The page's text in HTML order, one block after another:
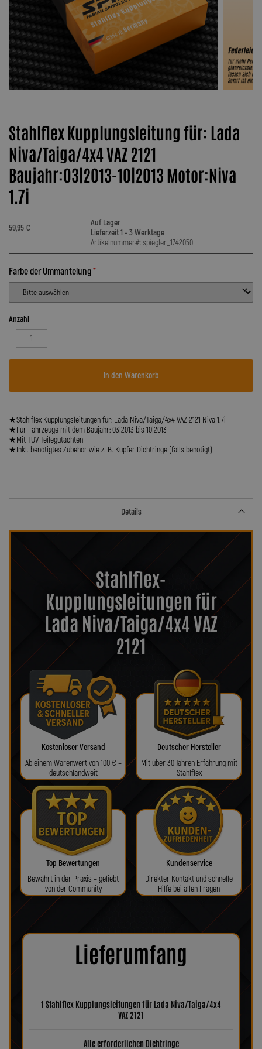
Stahlflex Kupplungsleitung für: Lada
Niva/Taiga/4x4 VAZ 2121
Baujahr:03|2013-10|2013 Motor:Niva
1.7i
59,95 €
Auf Lager
Lieferzeit 1 - 3 Werktage
Artikelnummer#: spiegler_1742050
Farbe der Ummantelung
Anzahl
In den Warenkorb
★Stahlflex Kupplungsleitungen für: Lada Niva/Taiga/4x4 VAZ 2121 Niva 1.7i
★Für Fahrzeuge mit dem Baujahr: 03|2013 bis 10|2013
★Mit TÜV Teilegutachten
★Inkl. benötigtes Zubehör wie z. B. Kupfer Dichtringe (falls benötigt)
Details
Stahlflex-
Kupplungsleitungen für
Lada Niva/Taiga/4x4 VAZ
2121
Kostenloser Versand
Ab einem Warenwert von 100 € –
deutschlandweit
Deutscher Hersteller
Mit über 30 Jahren Erfahrung mit
Stahlflex
Top Bewertungen
Bewährt in der Praxis – geliebt
von der Community
Kundenservice
Direkter Kontakt und schnelle
Hilfe bei allen Fragen
Lieferumfang
1 Stahlflex Kupplungsleitungen für Lada Niva/Taiga/4x4
VAZ 2121
Alle erforderlichen Dichtringe